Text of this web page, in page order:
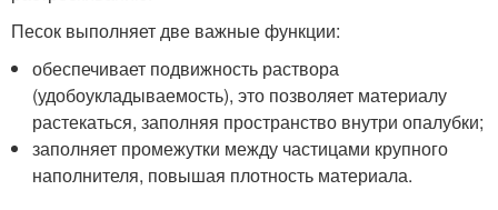
Песок выполняет две важные функции:
обеспечивает подвижность раствора
(удобоукладываемость), это позволяет материалу
растекаться, заполняя пространство внутри опалубки;
заполняет промежутки между частицами крупного
наполнителя, повышая плотность материала.